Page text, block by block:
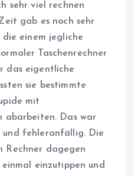
sehr viel rechnen
gab es noch sehr
einem jegliche
Taschenrechner
das eigentliche
sie bestimmte
mit
abarbeiten. Das war
und fehleranfällig. Die
Rechner dagegen
einzutippen und